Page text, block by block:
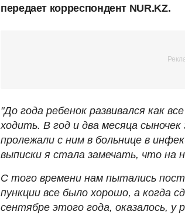
передает корреспондент NUR.KZ.
"До года ребенок развивался как
ходить. В год и два месяца
пролежали с ним в больнице в
выписки я стала замечать, что на
С того времени нам пытались
пункции все было хорошо, а когда
сентябре этого года, оказалось, у